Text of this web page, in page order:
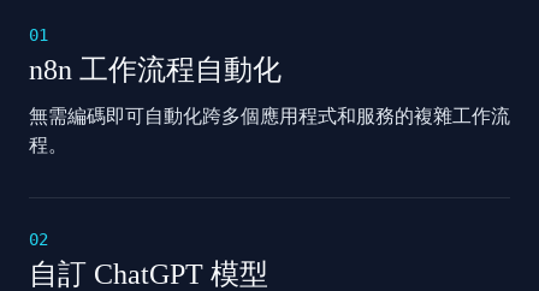
01
n8n 工作流程自動化
無需編碼即可自動化跨多個應用程式和服務的複雜工作流
程。
02
自訂 ChatGPT 模型